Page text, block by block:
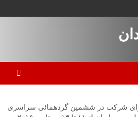
برای شرکت در ششمین گردهمائی سراسری